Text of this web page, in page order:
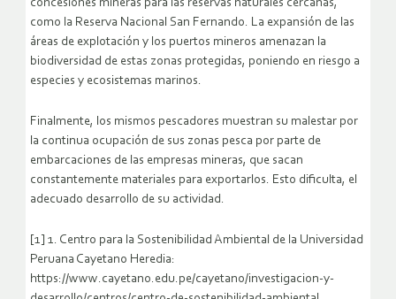
concesiones mineras para las reservas naturales cercanas,
como la Reserva Nacional San Fernando. La expansión de las
áreas de explotación y los puertos mineros amenazan la
biodiversidad de estas zonas protegidas, poniendo en riesgo a
especies y ecosistemas marinos.
Finalmente, los mismos pescadores muestran su malestar por
la continua ocupación de sus zonas pesca por parte de
embarcaciones de las empresas mineras, que sacan
constantemente materiales para exportarlos. Esto dificulta, el
adecuado desarrollo de su actividad.
[1] 1. Centro para la Sostenibilidad Ambiental de la Universidad
Peruana Cayetano Heredia:
https://www.cayetano.edu.pe/cayetano/investigacion-y-